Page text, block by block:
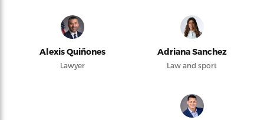
Alexis Quiñones
Lawyer
Adriana Sanchez
Law and sport